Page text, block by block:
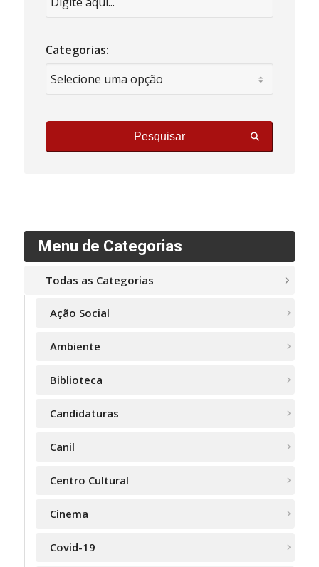
Categorias:
Pesquisar
Menu de Categorias
Todas as Categorias
Ação Social
Ambiente
Biblioteca
Candidaturas
Canil
Centro Cultural
Cinema
Covid-19